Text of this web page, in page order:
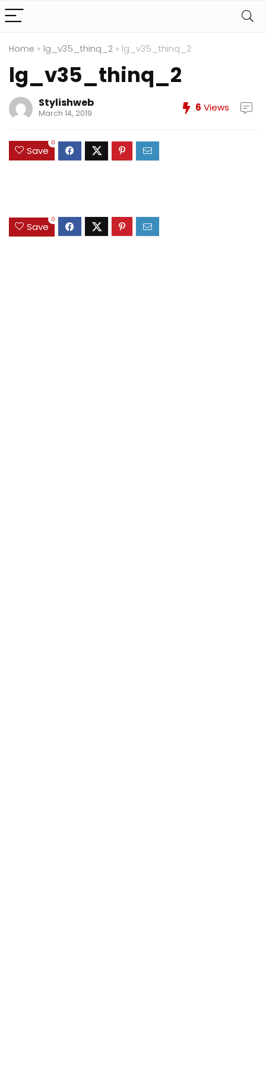
Home » lg_v35_thinq_2 » lg_v35_thinq_2
lg_v35_thinq_2
Stylishweb
March 14, 2019 6 Views
Save
0
Save
0